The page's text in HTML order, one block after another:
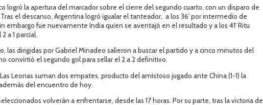
logró la apertura del marcador sobre el cierre del segundo cuarto, con un disparo de
el descanso, Argentina logró igualar el tanteador, a los 36' por intermedio de
embargo fue nuevamente India quien se aventajó en el resultado y a los 41' Ritu
a 1 parcial.
las dirigidas por Gabriel Minadeo salieron a buscar el partido y a cinco minutos del
convirtió el segundo gol para sellar el 2 a 2 definitivo.
Leonas suman dos empates, producto del amistoso jugado ante China (1-1) la
del encuentro de hoy.
volverán a enfrentarse, desde las 17 horas. Por su parte, tras la victoria de